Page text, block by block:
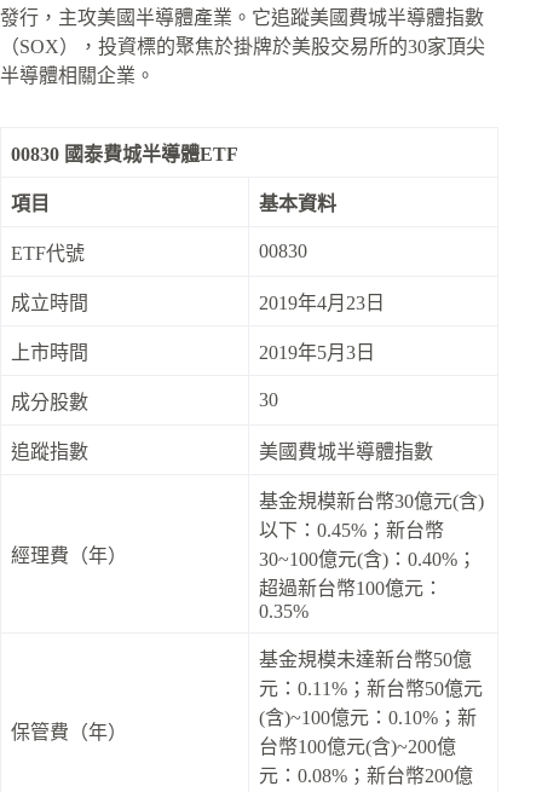
發行，主攻美國半導體產業。它追蹤美國費城半導體指數
（SOX），投資標的聚焦於掛牌於美股交易所的30家頂尖
半導體相關企業。
00830 國泰費城半導體ETF
項目 基本資料
ETF代號 00830
成立時間 2019年4月23日
上市時間 2019年5月3日
成分股數 30
追蹤指數 美國費城半導體指數
經理費（年）
基金規模新台幣30億元(含)
以下：0.45%；新台幣
30~100億元(含)：0.40%；
超過新台幣100億元：
0.35%
保管費（年）
基金規模未達新台幣50億
元：0.11%；新台幣50億元
(含)~100億元：0.10%；新
台幣100億元(含)~200億
元：0.08%；新台幣200億